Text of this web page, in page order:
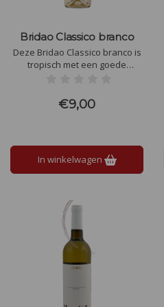
Bridao Classico branco
Deze Bridao Classico branco is
tropisch met een goede
In de smaak vooral fruitig, fris
en evenwichtig met een
€9,00
In winkelwagen